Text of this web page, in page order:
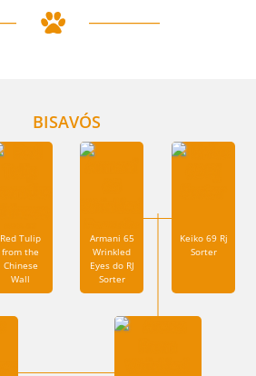
BISAVÓS
Red Tulip
from the
Chinese
Wall
Armani 65
Wrinkled
Eyes do RJ
Sorter
Keiko 69 Rj
Sorter